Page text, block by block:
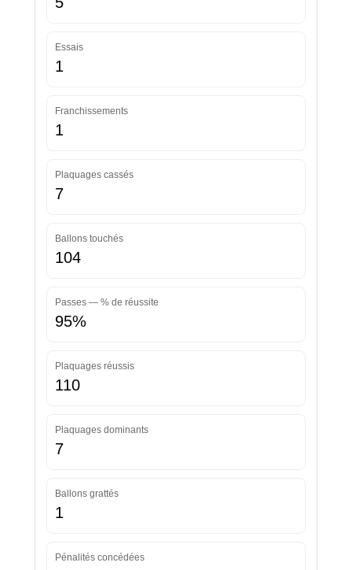
Essais
1
Franchissements
1
Plaquages cassés
7
Ballons touchés
104
Passes — % de réussite
95%
Plaquages réussis
110
Plaquages dominants
7
Ballons grattés
1
Pénalités concédées